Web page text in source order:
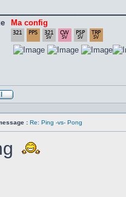
Ma config
Profil
: Re: Ping -vs- Pong